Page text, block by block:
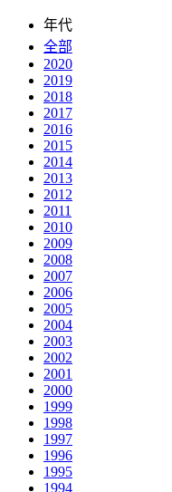
年代
全部
2020
2019
2018
2017
2016
2015
2014
2013
2012
2011
2010
2009
2008
2007
2006
2005
2004
2003
2002
2001
2000
1999
1998
1997
1996
1995
1994